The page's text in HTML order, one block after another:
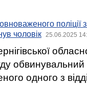
поліції
чоловік
25.06.2025
обвинувальний
одного з